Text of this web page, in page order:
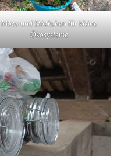
Moos und Stöckchen für kleine
Ökosysteme